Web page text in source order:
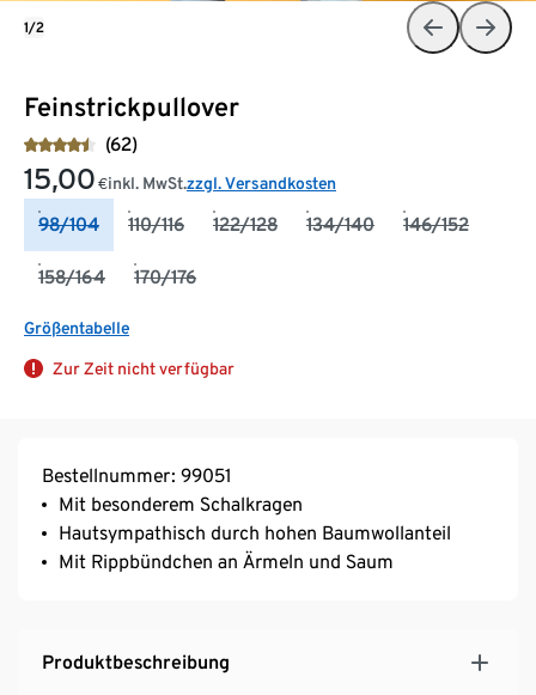
Feinstrickpullover
(62)
15,00 €inkl. MwSt.zzgl. Versandkosten
98/104 110/116 122/128 134/140 146/152
158/164 170/176
Größentabelle
Zur Zeit nicht verfügbar
1/2
Bestellnummer: 99051
Mit besonderem Schalkragen
Hautsympathisch durch hohen Baumwollanteil
Mit Rippbündchen an Ärmeln und Saum
Produktbeschreibung